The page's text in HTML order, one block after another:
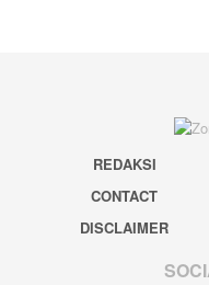
REDAKSI
CONTACT
DISCLAIMER